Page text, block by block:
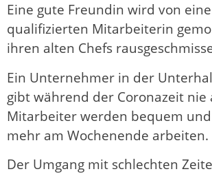
Eine gute Freundin wird von
qualifizierten Mitarbeiterin
ihren alten Chefs
Ein Unternehmer in der
gibt während der Coronazeit nie
Mitarbeiter werden bequem
mehr am Wochenende arbeiten.
Der Umgang mit schlechten